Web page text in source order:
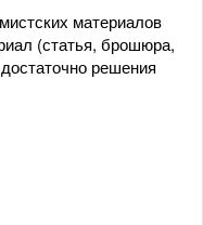
материалов
(статья, брошюра,
решения